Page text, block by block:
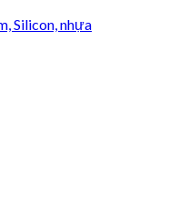
Silicon, nhựa